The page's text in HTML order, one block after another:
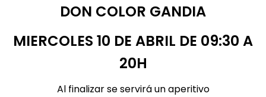
DON COLOR GANDIA
MIERCOLES 10 DE ABRIL DE 09:30 A
20H
Al finalizar se servirá un aperitivo